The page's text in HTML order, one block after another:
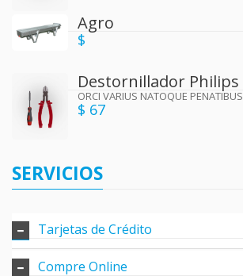
Agro
$
Destornillador Philips
ORCI VARIUS NATOQUE PENATIBUS
$ 67
SERVICIOS
Tarjetas de Crédito
Compre Online